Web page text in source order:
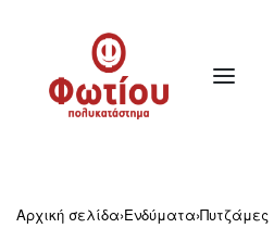
Αρχική σελίδα›Ενδύματα›Πυτζάμες